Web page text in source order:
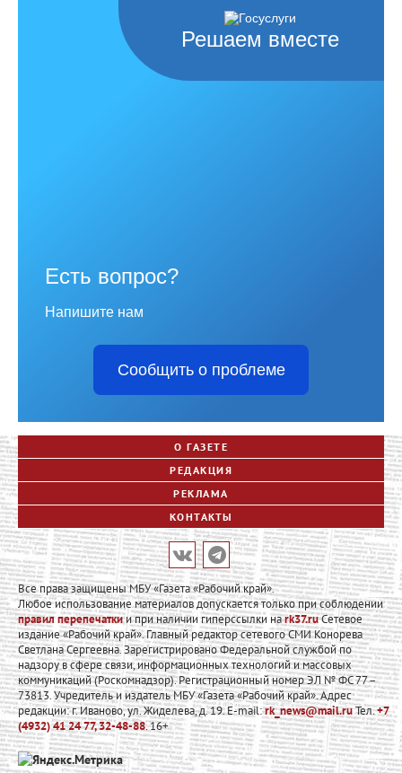
Решаем вместе
Есть вопрос?
Напишите нам
Сообщить о проблеме
О ГАЗЕТЕ
РЕДАКЦИЯ
РЕКЛАМА
КОНТАКТЫ
Все права защищены МБУ «Газета «Рабочий край».
Любое использование материалов допускается только при соблюдении
правил перепечаткии при наличии гиперссылки наrk37.ruСетевое
издание «Рабочий край». Главный редактор сетевого СМИ Конорева
Светлана Сергеевна. Зарегистрировано Федеральной службой по
надзору в сфере связи, информационных технологий и массовых
коммуникаций (Роскомнадзор). Регистрационный номер ЭЛ № ФС 77 –
73813. Учредитель и издатель МБУ «Газета «Рабочий край». Адрес
редакции: г. Иваново, ул. Жиделева, д. 19. E-mail:rk_news@mail.ruТел.+7
(4932) 41 24 77, 32-48-88. 16+